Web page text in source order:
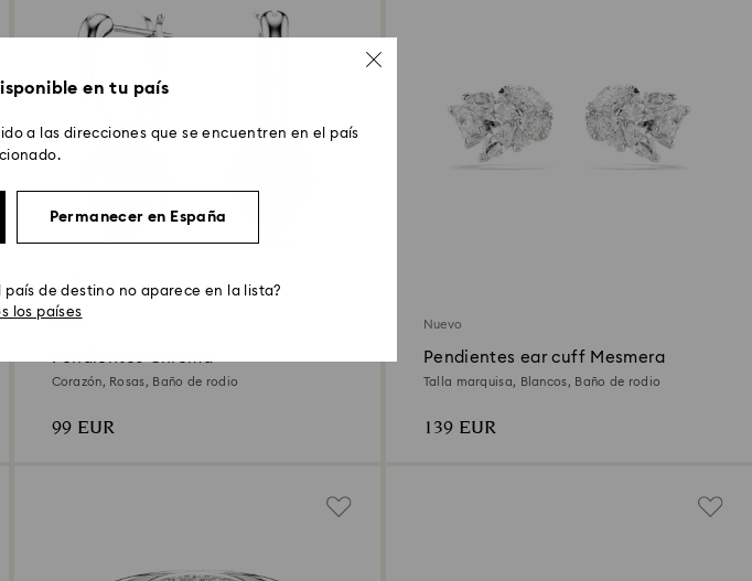
Pendientes Chroma
Corazón, Rosas, Baño de rodio
99 EUR
Nuevo
Pendientes ear cuff Mesmera
Talla marquisa, Blancos, Baño de rodio
139 EUR
en tu país
a las direcciones que se encuentren en el país
Permanecer en España
país de destino no aparece en la lista?
los países